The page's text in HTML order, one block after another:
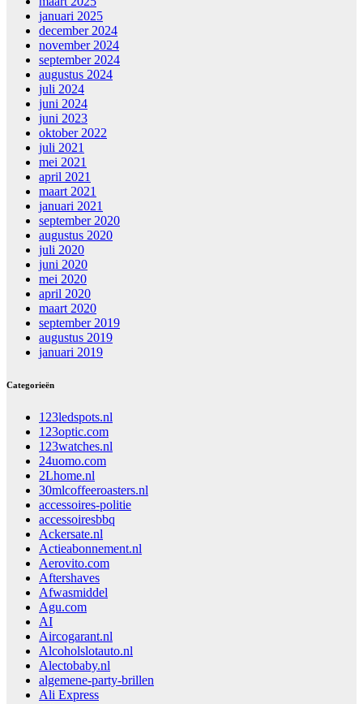
januari 2025
december 2024
november 2024
september 2024
augustus 2024
juli 2024
juni 2024
juni 2023
oktober 2022
juli 2021
mei 2021
april 2021
maart 2021
januari 2021
september 2020
augustus 2020
juli 2020
juni 2020
mei 2020
april 2020
maart 2020
september 2019
augustus 2019
januari 2019
Categorieën
123ledspots.nl
123optic.com
123watches.nl
24uomo.com
2Lhome.nl
30mlcoffeeroasters.nl
accessoires-politie
accessoiresbbq
Ackersate.nl
Actieabonnement.nl
Aerovito.com
Aftershaves
Afwasmiddel
Agu.com
AI
Aircogarant.nl
Alcoholslotauto.nl
Alectobaby.nl
algemene-party-brillen
Ali Express